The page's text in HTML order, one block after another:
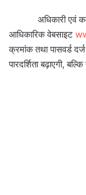
अधिकारी एवं
आधिकारिक वेबसाइट
क्रमांक तथा पासवर्ड
पारदर्शिता बढ़ाएगी,